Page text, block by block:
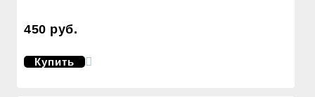
450 руб.
Купить